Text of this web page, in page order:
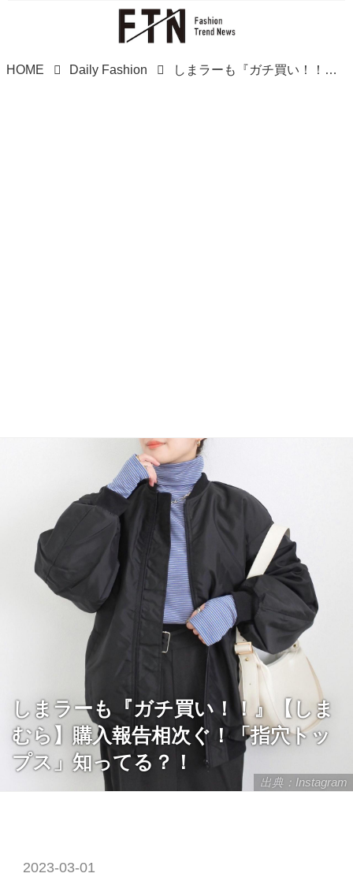
HOME Daily Fashion しまラーも『ガチ買い！！』【しまむら】購入報告相次ぐ！「指穴トップス」知ってる？！
出典：Instagram
しまラーも『ガチ買い！！』【しま
むら】購入報告相次ぐ！「指穴トッ
プス」知ってる？！
2023-03-01